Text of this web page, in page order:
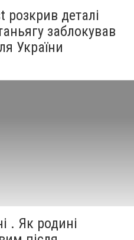
розкрив деталі
заблокував
України
. Як родині